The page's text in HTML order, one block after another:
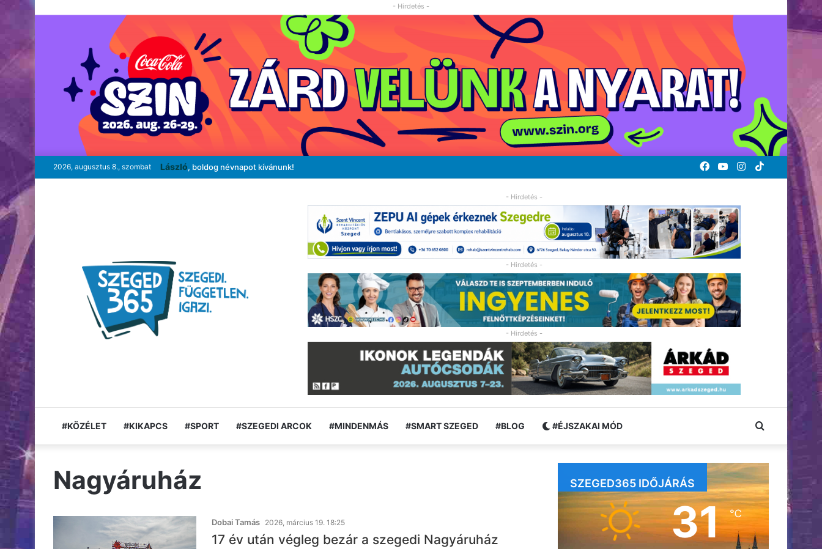
- Hirdetés -
2026, augusztus 8., szombat László, boldog névnapot kívánunk! TikTok
Instagram
YouTube
Facebook
- Hirdetés -
- Hirdetés -
- Hirdetés -
#KÖZÉLET #KIKAPCS #SPORT #SZEGEDI ARCOK #MINDENMÁS #SMART SZEGED #BLOG #ÉJSZAKAI MÓD Keresés:
Nagyáruház
Dobai Tamás 2026, március 19. 18:25
17 év után végleg bezár a szegedi Nagyáruház
SZEGED365 IDŐJÁRÁS
31℃